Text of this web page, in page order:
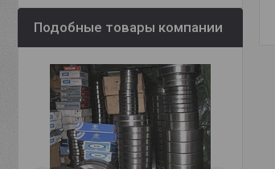
Подобные товары компании